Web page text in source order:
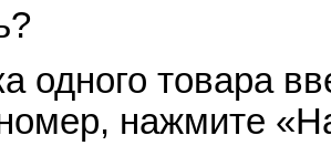
одного товара
нажмите